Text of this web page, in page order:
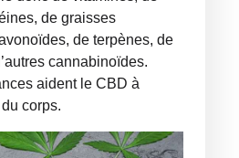
de graisses
de terpènes, de
cannabinoïdes.
aident le CBD à
corps.